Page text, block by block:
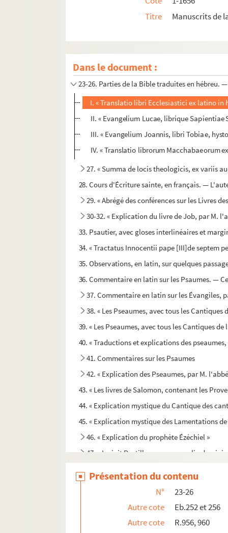
Titre
Manuscrits de
Dans le document :
3-10. Bible latine, non complète, composée
11-22. Bible latine, glosée, en douze
23-26. Parties de la Bible traduites en hébreu.
I. « Translatio libri Ecclesiastici ex latino in
II. « Evangelium Lucae, librique
III. « Evangelium Joannis, libri Tobiae,
IV. « Translatio librorum Macchabaeorum
27. « Summa de locis theologicis, ex variis
28. Cours d'Écriture sainte, en français. —
29. « Abrégé des conférences sur les Livres
30-32. « Explication du livre de Job, par M.
33. Psautier, avec gloses interlinéaires et
34. « Tractatus Innocentii pape [III]de septem
35. Observations, en latin, sur quelques
36. Commentaire en latin sur les Psaumes. —
37. Commentaire en latin sur les Évangiles,
38. « Les Pseaumes, avec tous les
39. « Les Pseaumes, avec tous les Cantiques
40. « Traductions et explications des
41. Commentaires sur les Psaumes
42. « Explication des Pseaumes, par M.
43. « Les livres de Salomon, contenant les
44. « Explication mystique du Cantique des
45. « Explication mystique des Lamentations
46. « Explication du prophète Ézéchiel »
47. « Incipit Postilla super evangelia
49. Explication littérale des quatre Évangiles
Présentation du contenu
N°
23-26
Autre cote
Eb.252 et 256
Autre cote
R.956, 960